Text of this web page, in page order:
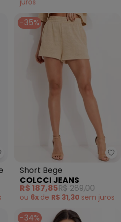
juros
- Vestido em Viscose
-35%
Short Bege
COLCCI JEANS
R$ 187,85R$ 289,00
ou 6x de R$ 31,30 sem juros
-34%